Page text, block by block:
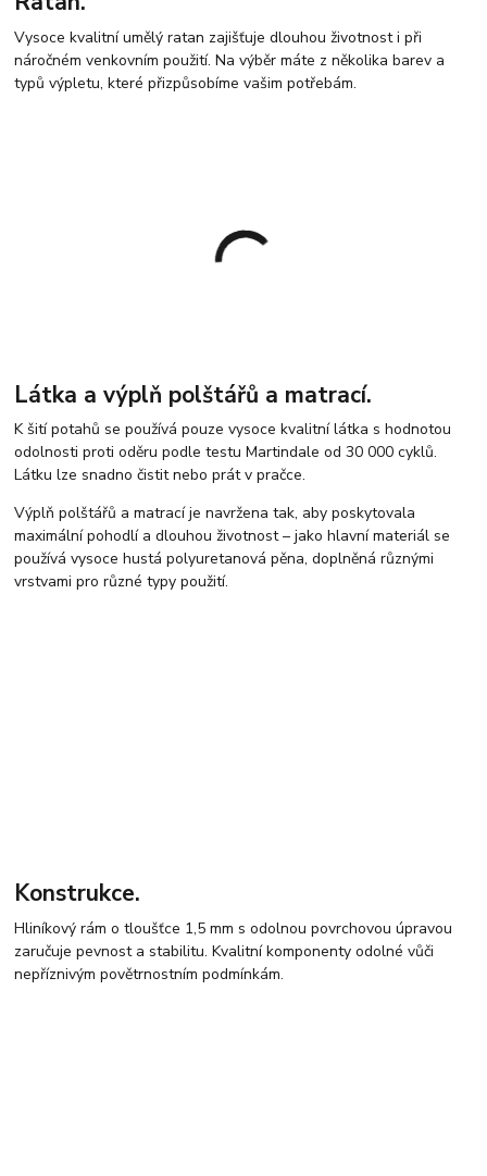
Vysoce kvalitní umělý ratan zajišťuje dlouhou životnost i při
náročném venkovním použití. Na výběr máte z několika barev a
typů výpletu, které přizpůsobíme vašim potřebám.
Látka a výplň polštářů a matrací.
K šití potahů se používá pouze vysoce kvalitní látka s hodnotou
odolnosti proti oděru podle testu Martindale od 30 000 cyklů.
Látku lze snadno čistit nebo prát v pračce.
Výplň polštářů a matrací je navržena tak, aby poskytovala
maximální pohodlí a dlouhou životnost – jako hlavní materiál se
používá vysoce hustá polyuretanová pěna, doplněná různými
vrstvami pro různé typy použití.
Konstrukce.
Hliníkový rám o tloušťce 1,5 mm s odolnou povrchovou úpravou
zaručuje pevnost a stabilitu. Kvalitní komponenty odolné vůči
nepříznivým povětrnostním podmínkám.